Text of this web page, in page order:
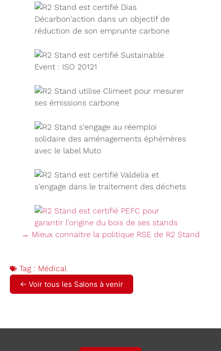
→ Mieux connaitre la politique RSE de R2 Stand
Tag : Médical
← Voir tous les Salons à venir